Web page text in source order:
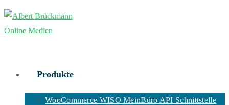
Zum
Produkte
WooCommerce WISO MeinBüro API Schnittstelle